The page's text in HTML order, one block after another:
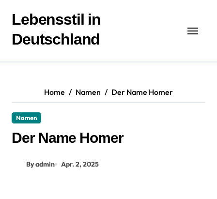
Inhalt
springen
Lebensstil in
Deutschland
Home Namen Der Name Homer
Namen
Der Name Homer
By admin Apr. 2, 2025